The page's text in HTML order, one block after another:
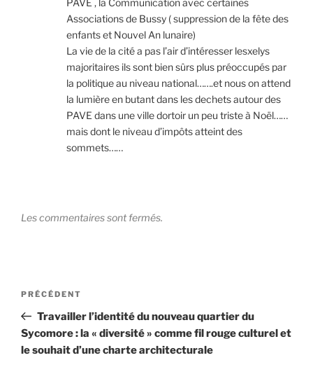
PAVE , la Communication avec certaines
Associations de Bussy ( suppression de la fête des
enfants et Nouvel An lunaire)
La vie de la cité a pas l’air d’intéresser lesxelys
majoritaires ils sont bien sûrs plus préoccupés par
la politique au niveau national…….et nous on attend
la lumière en butant dans les dechets autour des
PAVE dans une ville dortoir un peu triste à Noël……
mais dont le niveau d’impôts atteint des
sommets……
Les commentaires sont fermés.
Navigation
l’article
Article
précédent
PRÉCÉDENT
Travailler l’identité du nouveau quartier du
Sycomore : la « diversité » comme fil rouge culturel et
le souhait d’une charte architecturale